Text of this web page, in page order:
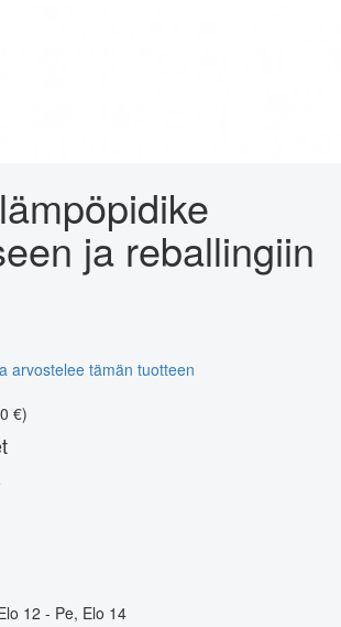
ja reballingiin
arvostelee tämän tuotteen
€)
12 - Pe, Elo 14